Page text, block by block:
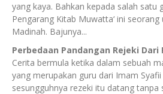
yang kaya. Bahkan kepada salah satu
Pengarang Kitab Muwatta‘ ini
Madinah. Bajunya...
Perbedaan Pandangan Rejeki
Cerita bermula ketika dalam sebuah
yang merupakan guru dari Imam
sesungguhnya rezeki itu datang tanpa